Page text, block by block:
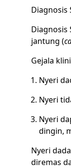
Diagnosis
Diagnosis
jantung (
Gejala
Nyeri
Nyeri
Nyeri
dingin,
Nyeri
diremas